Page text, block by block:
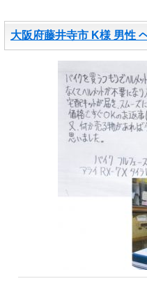
大阪府藤井寺市 K様 男性